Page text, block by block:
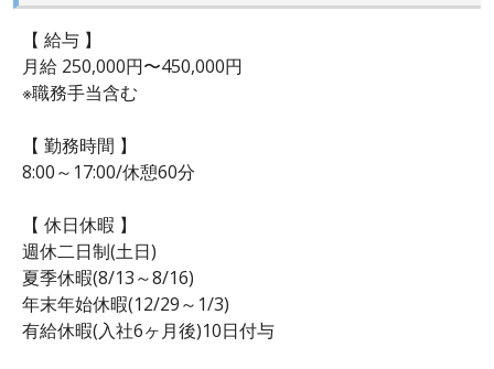
【 給与 】
月給 250,000円〜450,000円
※職務手当含む
【 勤務時間 】
8:00～17:00/休憩60分
【 休日休暇 】
週休二日制(土日)
夏季休暇(8/13～8/16)
年末年始休暇(12/29～1/3)
有給休暇(入社6ヶ月後)10日付与